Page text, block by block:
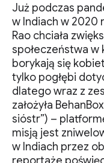
Już podczas
w Indiach w 2020
Rao chciała
społeczeństwa w
borykają się
tylko pogłębi
dlatego wraz z
założyła
sióstr”) –
misją jest
w Indiach przez